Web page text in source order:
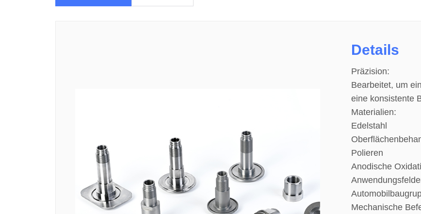
Details
Präzision:
Bearbeitet, um
eine konsistente
Materialien:
Edelstahl
Polieren
Anodische
Mechanische